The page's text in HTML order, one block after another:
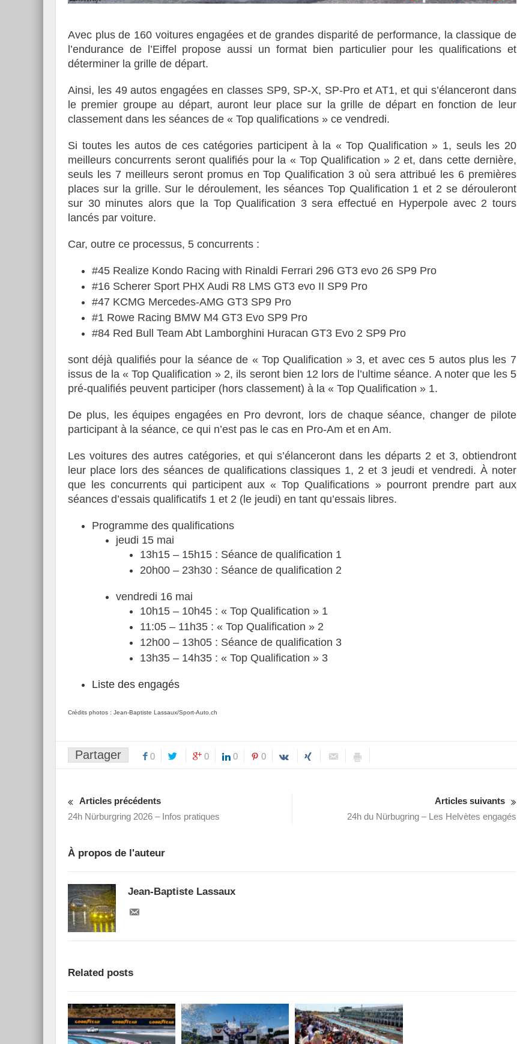
Avec plus de 160 voitures engagées et de grandes disparité de performance, la classique de
l’endurance de l’Eiffel propose aussi un format bien particulier pour les qualifications et
déterminer la grille de départ.
Ainsi, les 49 autos engagées en classes SP9, SP-X, SP-Pro et AT1, et qui s’élanceront dans
le premier groupe au départ, auront leur place sur la grille de départ en fonction de leur
classement dans les séances de « Top qualifications » ce vendredi.
Si toutes les autos de ces catégories participent à la « Top Qualification » 1, seuls les 20
meilleurs concurrents seront qualifiés pour la « Top Qualification » 2 et, dans cette dernière,
seuls les 7 meilleurs seront promus en Top Qualification 3 où sera attribué les 6 premières
places sur la grille. Sur le déroulement, les séances Top Qualification 1 et 2 se dérouleront
sur 30 minutes alors que la Top Qualification 3 sera effectué en Hyperpole avec 2 tours
lancés par voiture.
Car, outre ce processus, 5 concurrents :
#45 Realize Kondo Racing with Rinaldi Ferrari 296 GT3 evo 26 SP9 Pro
#16 Scherer Sport PHX Audi R8 LMS GT3 evo II SP9 Pro
#47 KCMG Mercedes-AMG GT3 SP9 Pro
#1 Rowe Racing BMW M4 GT3 Evo SP9 Pro
#84 Red Bull Team Abt Lamborghini Huracan GT3 Evo 2 SP9 Pro
sont déjà qualifiés pour la séance de « Top Qualification » 3, et avec ces 5 autos plus les 7
issus de la « Top Qualification » 2, ils seront bien 12 lors de l’ultime séance. A noter que les 5
pré-qualifiés peuvent participer (hors classement) à la « Top Qualification » 1.
De plus, les équipes engagées en Pro devront, lors de chaque séance, changer de pilote
participant à la séance, ce qui n’est pas le cas en Pro-Am et en Am.
Les voitures des autres catégories, et qui s’élanceront dans les départs 2 et 3, obtiendront
leur place lors des séances de qualifications classiques 1, 2 et 3 jeudi et vendredi. À noter
que les concurrents qui participent aux « Top Qualifications » pourront prendre part aux
séances d’essais qualificatifs 1 et 2 (le jeudi) en tant qu’essais libres.
Programme des qualifications
jeudi 15 mai
13h15 – 15h15 : Séance de qualification 1
20h00 – 23h30 : Séance de qualification 2
vendredi 16 mai
10h15 – 10h45 : « Top Qualification » 1
11:05 – 11h35 : « Top Qualification » 2
12h00 – 13h05 : Séance de qualification 3
13h35 – 14h35 : « Top Qualification » 3
Liste des engagés
Crédits photos : Jean-Baptiste Lassaux/Sport-Auto.ch
Partager 0 0 0 0
Articles précédents
24h Nürburgring 2026 – Infos pratiques
Articles suivants
24h du Nürbugring – Les Helvètes engagés
À propos de l'auteur
Jean-Baptiste Lassaux
Related posts
Essai – Morgan Supersport